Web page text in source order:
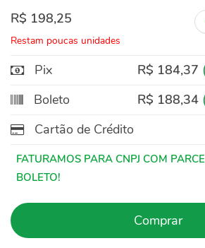
R$ 198,25
Restam poucas unidades
Pix R$ 184,37
Boleto
R$ 188,34
Cartão de Crédito
Comprar